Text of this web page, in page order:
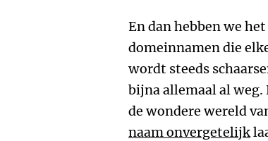
En dan hebben we
domeinnamen die
wordt steeds
bijna allemaal al weg.
de wondere wereld
naam onvergetelijk